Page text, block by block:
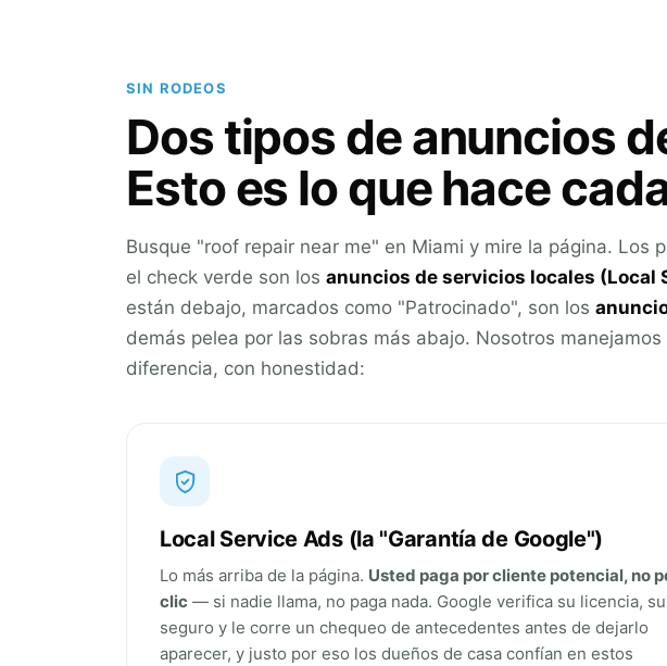
SIN RODEOS
Dos tipos de anuncios
Esto es lo que hace
Busque "roof repair near me" en Miami y mire la página. Los
el check verde son los anuncios de servicios locales (Local
están debajo, marcados como "Patrocinado", son los
demás pelea por las sobras más abajo. Nosotros
diferencia, con honestidad:
Local Service Ads (la "Garantía de Google")
Lo más arriba de la página. Usted paga por cliente potencial, no
clic — si nadie llama, no paga nada. Google verifica su licencia, su
seguro y le corre un chequeo de antecedentes antes de dejarlo
aparecer, y justo por eso los dueños de casa confían en estos